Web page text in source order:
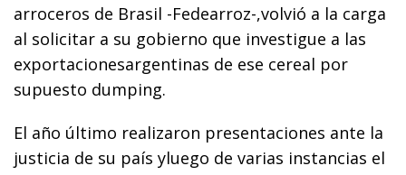
arroceros de Brasil -Fedearroz-,volvió a la carga
al solicitar a su gobierno que investigue a las
exportacionesargentinas de ese cereal por
supuesto dumping.
El año último realizaron presentaciones ante la
justicia de su país yluego de varias instancias el